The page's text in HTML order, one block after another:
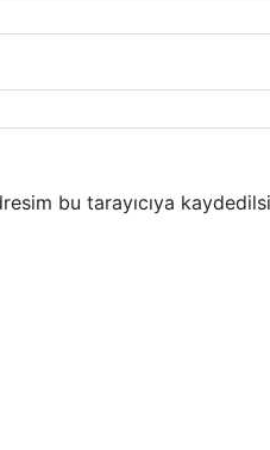
bu tarayıcıya